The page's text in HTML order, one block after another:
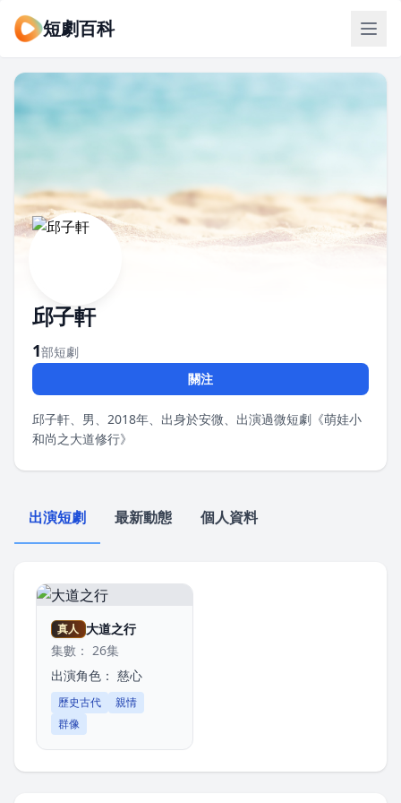
短劇百科
邱子軒
1部短劇
關注
邱子軒、男、2018年、出身於安微、出演過微短劇《萌娃小
和尚之大道修行》
出演短劇 最新動態 個人資料
真人 大道之行
集數： 26集
出演角色： 慈心
歷史古代
親情
群像